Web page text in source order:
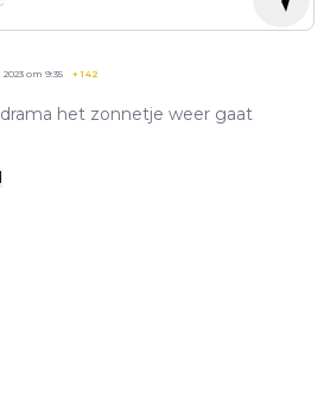
om 9:35 +142
het zonnetje weer gaat